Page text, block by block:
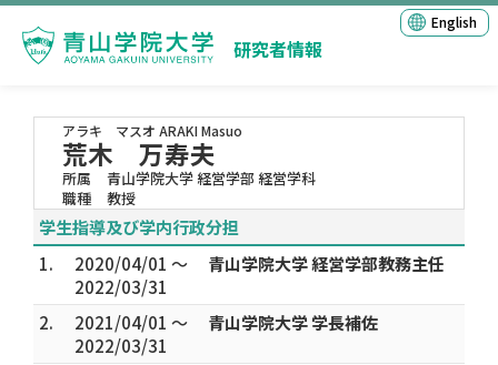
研究者情報
English
アラキ マスオ ARAKI Masuo
荒木 万寿夫
所属
青山学院大学 経営学部 経営学科
職種
教授
学生指導及び学内行政分担
1.
2020/04/01 ～
2022/03/31
青山学院大学 経営学部教務主任
2.
2021/04/01 ～
2022/03/31
青山学院大学 学長補佐